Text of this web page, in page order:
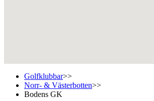
Golfklubbar>>
Norr- & Västerbotten>>
Bodens GK